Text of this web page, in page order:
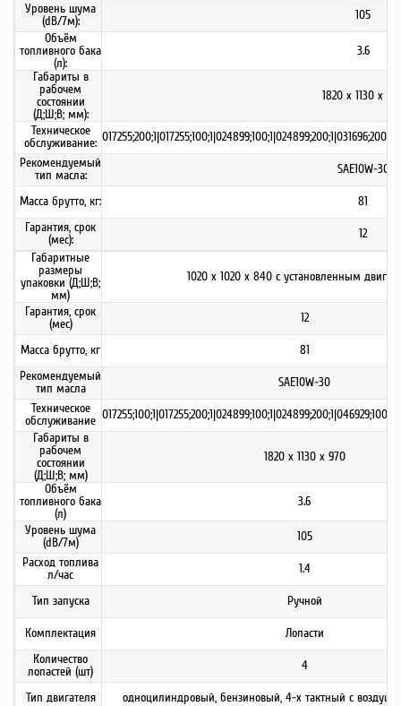
Уровень шума
(dB/7м):
105
Объём
топливного бака
(л):
3.6
Габариты в
рабочем
состоянии
(Д;Ш;В; мм):
1820 х 1130 х
Техническое
обслуживание:
Рекомендуемый
тип масла:
SAE10W-30
Масса брутто, кг:
81
Гарантия, срок
(мес):
12
Габаритные
размеры
упаковки (Д;Ш;В;
мм)
1020 х 1020 х 840 с установленным
Гарантия, срок
(мес)
12
Масса брутто, кг
81
Рекомендуемый
тип масла
SAE10W-30
Техническое
обслуживание
Габариты в
рабочем
состоянии
(Д;Ш;В; мм)
1820 х 1130 х 970
Объём
топливного бака
(л)
3.6
Уровень шума
(dB/7м)
105
Расход топлива
л/час
1.4
Тип запуска Ручной
Комплектация
Лопасти
Количество
лопастей (шт)
4
Тип двигателя
одноцилиндровый, бензиновый, 4-х тактный с